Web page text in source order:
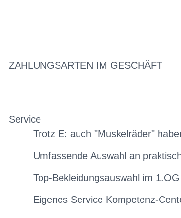
ZAHLUNGSARTEN IM GESCHÄFT
Service
Trotz E: auch "Muskelräder"
Umfassende Auswahl an
Top-Bekleidungsauswahl im 1.OG
Eigenes Service Kompetenz-